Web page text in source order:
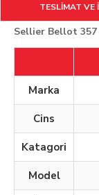
TESLİMAT VE
Sellier Bellot
Marka
Cins
Katagori
Model